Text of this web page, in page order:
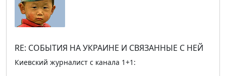
RE: СОБЫТИЯ НА УКРАИНЕ И СВЯЗАННЫЕ С НЕЙ
Киевский журналист с канала 1+1: